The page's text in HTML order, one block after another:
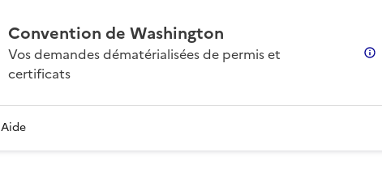
Convention de Washington
Vos demandes dématérialisées de permis et
certificats
Aide